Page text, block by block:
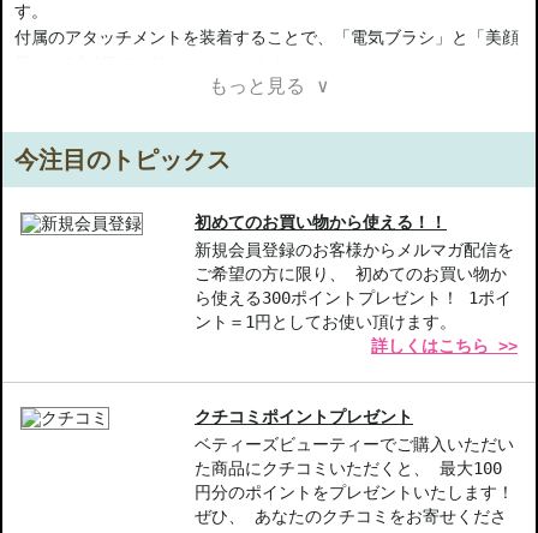
す。
付属のアタッチメントを装着することで、「電気ブラシ」と「美顔
導入技術を付け加えたことで、普段お使いの化粧水、美容液、頭皮
ケア剤を肌の角質層内部まで導くことが可能です。
液、頭皮ケア剤と共に販売をしていただける仕組みとなっておりま
目の周りなど皮膚の薄い部分に適しており有効成分の浸透率を高め
ることが期待できます。
■エレクトロポレーション
エレクトロポレーションは美容効果を求める方法として開発されま
頭皮や頬、肩首に適しており、髪をサポートする有効成分の浸透率
もっと見る ∨
今注目のトピックス
初めてのお買い物から使える！！
新規会員登録のお客様からメルマガ配信を
ご希望の方に限り、 初めてのお買い物か
ら使える300ポイントプレゼント！ 1ポイ
ント＝1円としてお使い頂けます。
詳しくはこちら >>
クチコミポイントプレゼント
ベティーズビューティーでご購入いただい
た商品にクチコミいただくと、 最大100
円分のポイントをプレゼントいたします！
ぜひ、 あなたのクチコミをお寄せくださ